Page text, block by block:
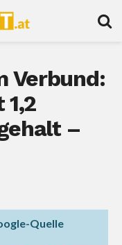
Verbund:
–
Quelle